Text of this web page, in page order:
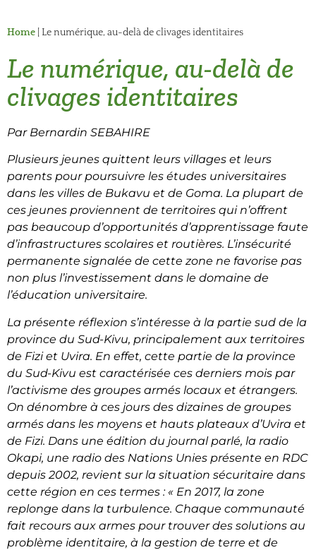
Home Le numérique, au-delà de clivages identitaires
Le numérique, au-delà de
clivages identitaires
Par Bernardin SEBAHIRE
Plusieurs jeunes quittent leurs villages et leurs
parents pour poursuivre les études universitaires
dans les villes de Bukavu et de Goma. La plupart de
ces jeunes proviennent de territoires qui n’offrent
pas beaucoup d’opportunités d’apprentissage faute
d’infrastructures scolaires et routières. L’insécurité
permanente signalée de cette zone ne favorise pas
non plus l’investissement dans le domaine de
l’éducation universitaire.
La présente réflexion s’intéresse à la partie sud de la
province du Sud-Kivu, principalement aux territoires
de Fizi et Uvira. En effet, cette partie de la province
du Sud-Kivu est caractérisée ces derniers mois par
l’activisme des groupes armés locaux et étrangers.
On dénombre à ces jours des dizaines de groupes
armés dans les moyens et hauts plateaux d’Uvira et
de Fizi. Dans une édition du journal parlé, la radio
Okapi, une radio des Nations Unies présente en RDC
depuis 2002, revient sur la situation sécuritaire dans
cette région en ces termes : « En 2017, la zone
replonge dans la turbulence. Chaque communauté
fait recours aux armes pour trouver des solutions au
problème identitaire, à la gestion de terre et de